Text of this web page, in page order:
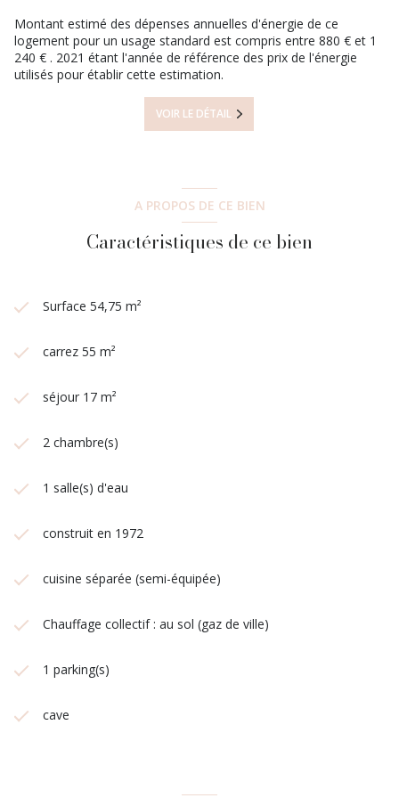
Montant estimé des dépenses annuelles d'énergie de ce
logement pour un usage standard est compris entre 880 € et 1
240 € . 2021 étant l'année de référence des prix de l'énergie
utilisés pour établir cette estimation.
VOIR LE DÉTAIL
A PROPOS DE CE BIEN
Caractéristiques de ce bien
Surface 54,75 m²
carrez 55 m²
séjour 17 m²
2 chambre(s)
1 salle(s) d'eau
construit en 1972
cuisine séparée (semi-équipée)
Chauffage collectif : au sol (gaz de ville)
1 parking(s)
cave